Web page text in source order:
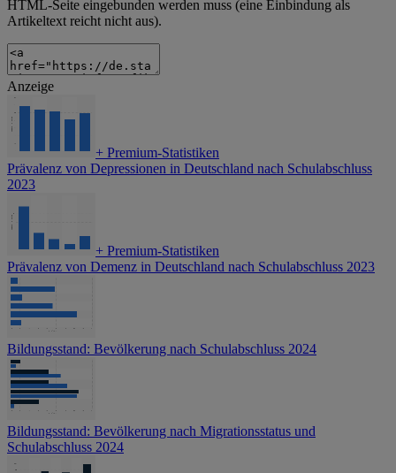
HTML-Seite eingebunden werden muss (eine Einbindung als
Artikeltext reicht nicht aus).
Anzeige
+ Premium-Statistiken
Prävalenz von Depressionen in Deutschland nach Schulabschluss
2023
+ Premium-Statistiken
Prävalenz von Demenz in Deutschland nach Schulabschluss 2023
Bildungsstand: Bevölkerung nach Schulabschluss 2024
Bildungsstand: Bevölkerung nach Migrationsstatus und
Schulabschluss 2024